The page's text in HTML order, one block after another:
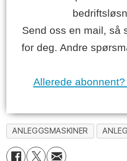
Send oss en mail, så
for deg. Andre
Allerede
ANLEGGSMASKINER